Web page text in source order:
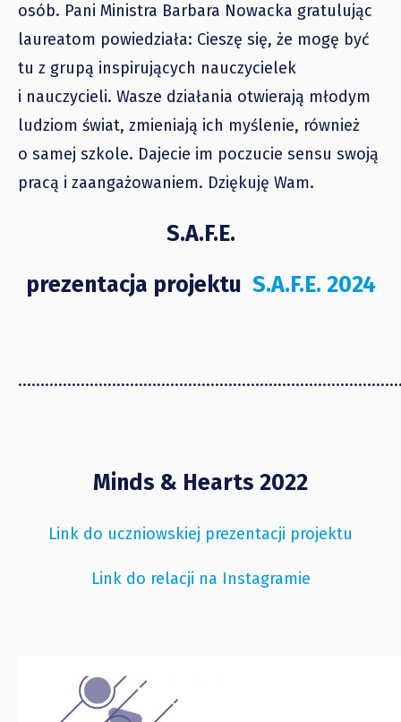
osób. Pani Ministra Barbara Nowacka gratulując
laureatom powiedziała: Cieszę się, że mogę być
tu z grupą inspirujących nauczycielek
i nauczycieli. Wasze działania otwierają młodym
ludziom świat, zmieniają ich myślenie, również
o samej szkole. Dajecie im poczucie sensu swoją
pracą i zaangażowaniem. Dziękuję Wam.
S.A.F.E.
prezentacja projektu S.A.F.E. 2024
Minds & Hearts 2022
Link do uczniowskiej prezentacji projektu
Link do relacji na Instagramie